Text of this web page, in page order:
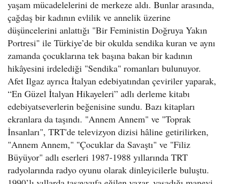
yaşam mücadelelerini de merkeze aldı. Bunlar arasında,
çağdaş bir kadının evlilik ve annelik üzerine
düşüncelerini anlattığı "Bir Feministin Doğruya Yakın
Portresi" ile Türkiye’de bir okulda sendika kuran ve aynı
zamanda çocuklarına tek başına bakan bir kadının
hikâyesini irdelediği "Sendika" romanları bulunuyor.
Afet Ilgaz ayrıca İtalyan edebiyatından çeviriler yaparak,
“En Güzel İtalyan Hikayeleri” adlı derleme kitabı
edebiyatseverlerin beğenisine sundu. Bazı kitapları
ekranlara da taşındı. "Annem Annem" ve "Toprak
İnsanları", TRT'de televizyon dizisi hâline getirilirken,
"Annem Annem," "Çocuklar da Savaştı" ve "Filiz
Büyüyor" adlı eserleri 1987-1988 yıllarında TRT
radyolarında radyo oyunu olarak dinleyicilerle buluştu.